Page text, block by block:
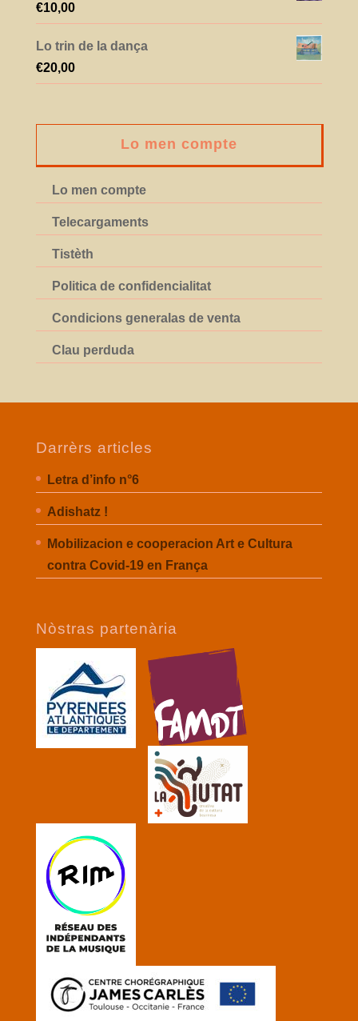
€10,00
Lo trin de la dança
€20,00
Lo men compte
Lo men compte
Telecargaments
Tistèth
Politica de confidencialitat
Condicions generalas de venta
Clau perduda
Darrèrs articles
Letra d’info n°6
Adishatz !
Mobilizacion e cooperacion Art e Cultura
contra Covid-19 en França
Nòstras partenària